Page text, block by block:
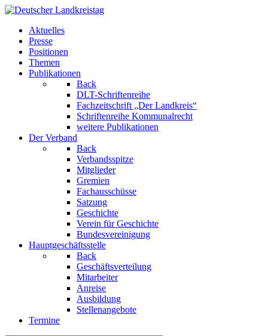
Aktuelles
Presse
Positionen
Themen
Publikationen
Back
DLT-Schriftenreihe
Fachzeitschrift „Der Landkreis“
Schriftenreihe Kommunalrecht
weitere Publikationen
Der Verband
Back
Verbandsspitze
Mitglieder
Gremien
Fachausschüsse
Satzung
Geschichte
Verein für Geschichte
Bundesvereinigung
Hauptgeschäftsstelle
Back
Geschäftsverteilung
Mitarbeiter
Anreise
Ausbildung
Stellenangebote
Termine